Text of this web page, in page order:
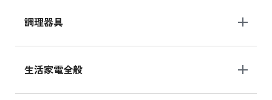
調理器具
生活家電全般